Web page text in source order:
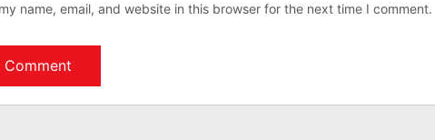
name, email, and website in this browser for the next time I comment.